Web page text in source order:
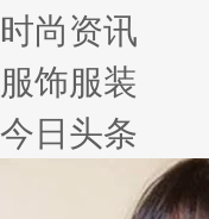
时尚资讯
服饰服装
今日头条